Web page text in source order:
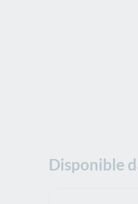
Disponible